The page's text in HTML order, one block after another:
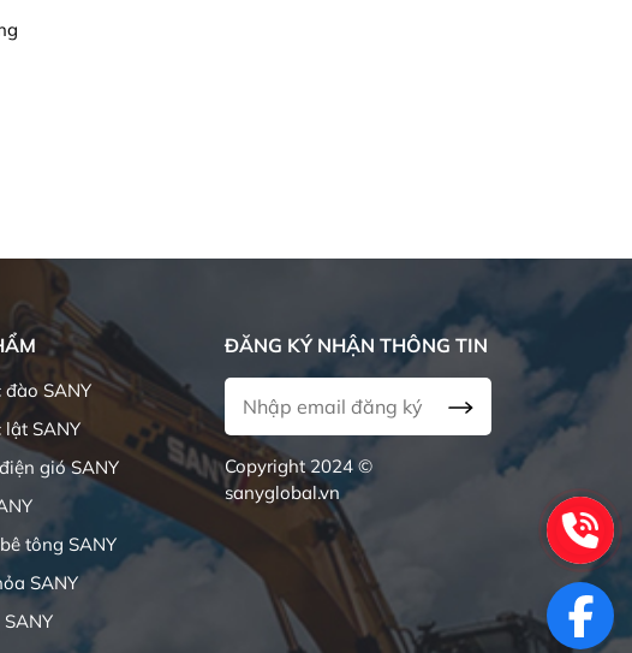
đào SANY
lật SANY
gió SANY
tông SANY
SANY
ĐĂNG KÝ NHẬN THÔNG TIN
Copyright 2024 ©
sanyglobal.vn